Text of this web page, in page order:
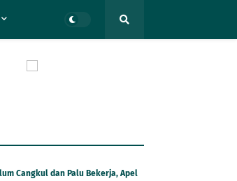
Cangkul dan Palu Bekerja, Apel